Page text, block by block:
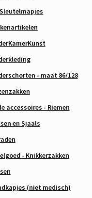
Sleutelmapjes
- maat 86/128
accessoires - Riemen
en Sjaals
- Knikkerzakken
(niet medisch)